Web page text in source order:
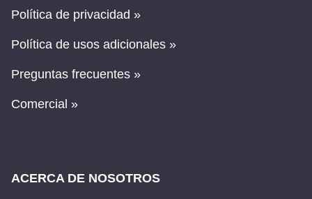
Política de privacidad »
Política de usos adicionales »
Preguntas frecuentes »
Comercial »
ACERCA DE NOSOTROS